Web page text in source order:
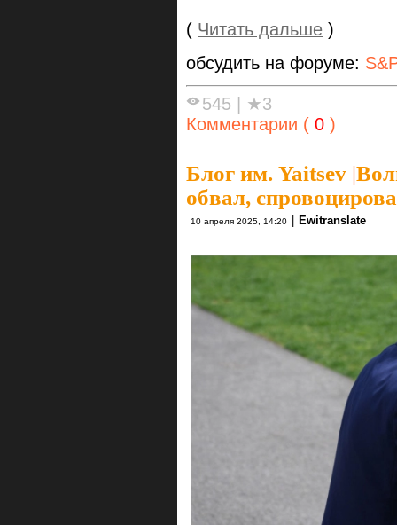
( Читать дальше )
обсудить на форуме:
545 | ★3
Комментарии ( 0 )
Блог им. Yaitsev |
обвал,
10 апреля 2025, 14:20 | Ewitranslate